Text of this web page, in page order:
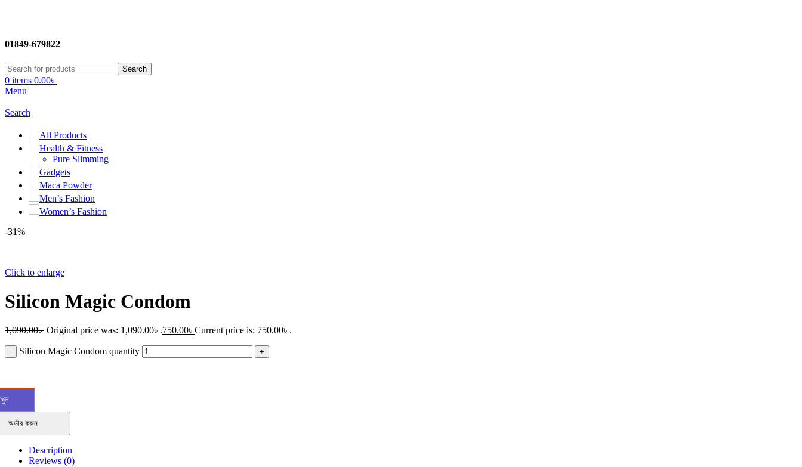
01849-679822
Search
0 items 0.00৳
Menu
Search
All Products
Health & Fitness
Pure Slimming
Gadgets
Maca Powder
Men’s Fashion
Women’s Fashion
-31%
Click to enlarge
Silicon Magic Condom
1,090.00৳ Original price was: 1,090.00৳ .750.00৳ Current price is: 750.00৳ .
Silicon Magic Condom quantity
অর্ডার করুন
Description
Reviews (0)